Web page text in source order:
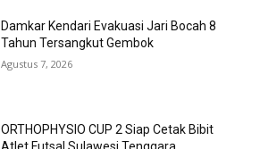
Damkar Kendari Evakuasi Jari Bocah 8
Tahun Tersangkut Gembok
Agustus 7, 2026
ORTHOPHYSIO CUP 2 Siap Cetak Bibit
Atlet Futsal Sulawesi Tenggara